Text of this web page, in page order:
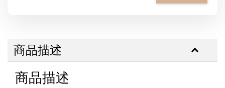
商品描述
商品描述